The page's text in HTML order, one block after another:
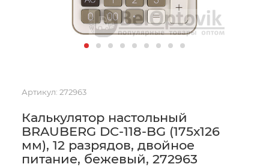
Артикул: 272963
Калькулятор настольный
BRAUBERG DC-118-BG (175х126
мм), 12 разрядов, двойное
питание, бежевый, 272963